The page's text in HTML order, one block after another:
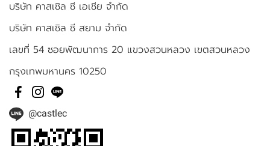
บริษัท คาสเซิล ซี เอเชีย จำกัด
บริษัท คาสเซิล ซี สยาม จำกัด
เลขที่ 54 ซอยพัฒนาการ 20 แขวงสวนหลวง เขตสวนหลวง
กรุงเทพมหานคร 10250
@castlec